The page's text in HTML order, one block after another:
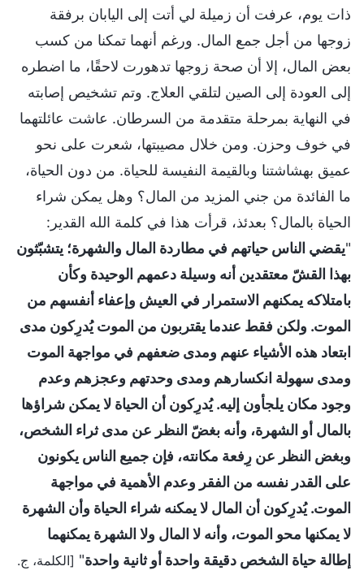
ذات يوم، عرفت أن زميلة لي أتت إلى اليابان برفقة
زوجها من أجل جمع المال. ورغم أنهما تمكنا من كسب
بعض المال، إلا أن صحة زوجها تدهورت لاحقًا، ما اضطره
إلى العودة إلى الصين لتلقي العلاج. وتم تشخيص إصابته
في النهاية بمرحلة متقدمة من السرطان. عاشت عائلتهما
في خوف وحزن. ومن خلال مصيبتها، شعرت على نحو
عميق بهشاشتنا وبالقيمة النفيسة للحياة. من دون الحياة،
ما الفائدة من جني المزيد من المال؟ وهل يمكن شراء
الحياة بالمال؟ بعدئذ، قرأت هذا في كلمة الله القدير:
"يقضي الناس حياتهم في مطاردة المال والشهرة؛ يتشبّثون
بهذا القشّ معتقدين أنه وسيلة دعمهم الوحيدة وكأن
بامتلاكه يمكنهم الاستمرار في العيش وإعفاء أنفسهم من
الموت. ولكن فقط عندما يقتربون من الموت يُدرِكون مدى
ابتعاد هذه الأشياء عنهم ومدى ضعفهم في مواجهة الموت
ومدى سهولة انكسارهم ومدى وحدتهم وعجزهم وعدم
وجود مكان يلجأون إليه. يُدرِكون أن الحياة لا يمكن شراؤها
بالمال أو الشهرة، وأنه بغضّ النظر عن مدى ثراء الشخص،
وبغض النظر عن رِفعة مكانته، فإن جميع الناس يكونون
على القدر نفسه من الفقر وعدم الأهمية في مواجهة
الموت. يُدرِكون أن المال لا يمكنه شراء الحياة وأن الشهرة
لا يمكنها محو الموت، وأنه لا المال ولا الشهرة يمكنهما
إطالة حياة الشخص دقيقة واحدة أو ثانية واحدة" [الكلمة، ج.